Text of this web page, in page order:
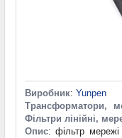
Виробник: Yunpen
Трансформатори,
Фільтри лінійні,
Опис: фільтр